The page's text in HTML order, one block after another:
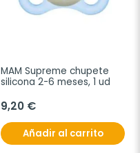
MAM Supreme chupete
silicona 2-6 meses, 1 ud
9,20 €
Añadir al carrito